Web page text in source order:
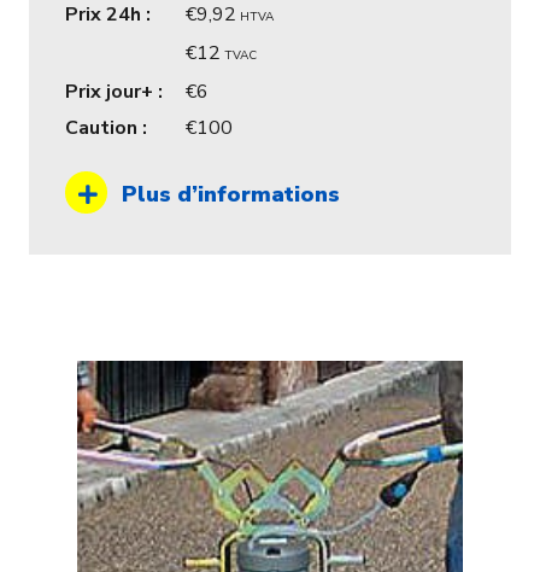
Prix 24h : 9,92 HTVA
12 TVAC
Prix jour+ :
6
Caution :
100
Plus d’informations